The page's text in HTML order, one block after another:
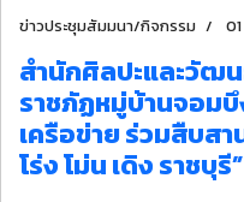
ข่าวประชุมสัมมนา/กิจกรรม
สำนักศิลปะและวัฒ
ราชภัฏหมู่บ้านจอม
เครือข่าย ร่วมสืบส
โร่ง โม่น เดิง ราชบุรี